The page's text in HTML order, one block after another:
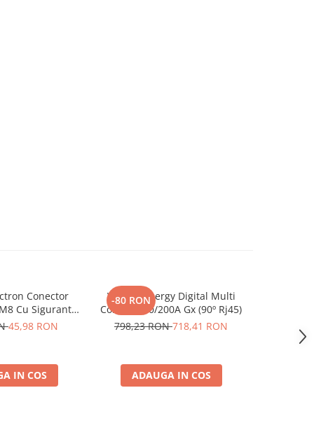
Conector
Cu Siguranta
De 30A
45,98 RON
IN COS
-80 RON
Victron Energy Digital Multi
Control 200/200A Gx (90º Rj45)
798,23 RON718,41 RON
ADAUGA IN COS
solare,